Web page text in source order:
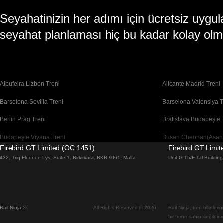
Seyahatinizin her adımı için ücretsiz
seyahat planlaması hiç bu kadar kolay
Albufeira Lizbon Treni Alicante Madrid Treni
Barselona Sevilla Treni Barselona Valensiya
Berlin Prag Treni Bratislava Budapeşte
Budapeşte Viyana Treni Busan
Cheonan(Asan) Busan Treni Coimbra Lizbon Treni
Flam Oslo Treni Floransa Roma Treni
Firebird GT Limited (OC 1451)
432, Triq Fleur de Lys, Suite 1, Birkirkara, BKR 9061, Malta
Firebird GT
Unit G 15/F Tal
Rail Ninja ® All Rights Reserved © 2026
Rail Ninja, tren
bir trene sahip değildir